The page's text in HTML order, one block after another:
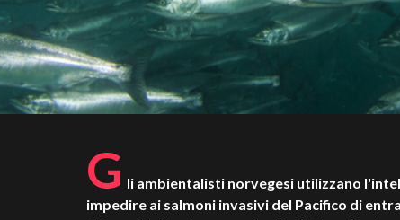
G li ambientalisti norvegesi utilizzano
impedire ai salmoni invasivi del Pacifico di